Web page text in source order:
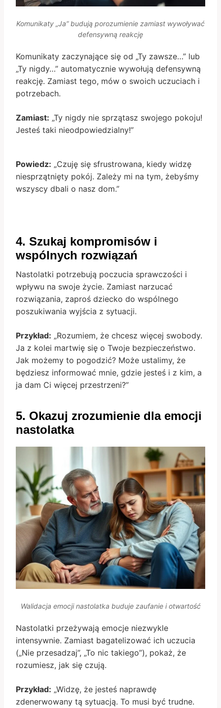
Komunikaty „Ja” budują porozumienie zamiast wywoływać
defensywną reakcję
Komunikaty zaczynające się od „Ty zawsze…” lub
„Ty nigdy…” automatycznie wywołują defensywną
reakcję. Zamiast tego, mów o swoich uczuciach i
potrzebach.
Zamiast: „Ty nigdy nie sprzątasz swojego pokoju!
Jesteś taki nieodpowiedzialny!”
Powiedz: „Czuję się sfrustrowana, kiedy widzę
niesprzątnięty pokój. Zależy mi na tym, żebyśmy
wszyscy dbali o nasz dom.”
4. Szukaj kompromisów i
wspólnych rozwiązań
Nastolatki potrzebują poczucia sprawczości i
wpływu na swoje życie. Zamiast narzucać
rozwiązania, zaproś dziecko do wspólnego
poszukiwania wyjścia z sytuacji.
Przykład: „Rozumiem, że chcesz więcej swobody.
Ja z kolei martwię się o Twoje bezpieczeństwo.
Jak możemy to pogodzić? Może ustalimy, że
będziesz informować mnie, gdzie jesteś i z kim, a
ja dam Ci więcej przestrzeni?”
5. Okazuj zrozumienie dla emocji
nastolatka
Walidacja emocji nastolatka buduje zaufanie i otwartość
Nastolatki przeżywają emocje niezwykle
intensywnie. Zamiast bagatelizować ich uczucia
(„Nie przesadzaj”, „To nic takiego”), pokaż, że
rozumiesz, jak się czują.
Przykład: „Widzę, że jesteś naprawdę
zdenerwowany tą sytuacją. To musi być trudne.